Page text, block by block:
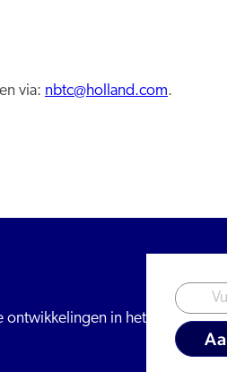
via: nbtc@holland.com.
ontwikkelingen in het